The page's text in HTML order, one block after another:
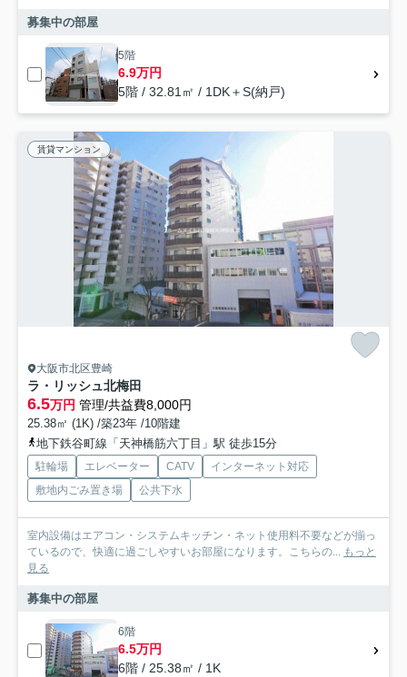
募集中の部屋
5階
6.9万円
5階 / 32.81㎡ / 1DK＋S(納戸)
賃貸マンション
大阪市北区豊崎
ラ・リッシュ北梅田
6.5万円 管理/共益費8,000円
25.38㎡ (1K) /築23年 /10階建
地下鉄谷町線「天神橋筋六丁目」駅 徒歩15分
駐輪場 エレベーター CATV
インターネット対応
敷地内ごみ置き場
公共下水
室内設備はエアコン・システムキッチン・ネット使用料不要などが揃っ
ているので、快適に過ごしやすいお部屋になります。こちらの... もっと
見る
募集中の部屋
6階
6.5万円
6階 / 25.38㎡ / 1K